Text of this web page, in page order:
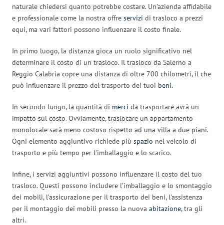
naturale chiedersi quanto potrebbe costare. Un’azienda affidabile
e professionale come la nostra offre servizi di trasloco a prezzi
equi, ma vari fattori possono influenzare il costo finale.
In primo luogo, la distanza gioca un ruolo significativo nel
determinare il costo di un trasloco. Il trasloco da Salerno a
Reggio Calabria copre una distanza di oltre 700 chilometri, il che
può influenzare il prezzo del trasporto dei tuoi beni.
In secondo luogo, la quantità di merci da trasportare avrà un
impatto sul costo. Ovviamente, traslocare un appartamento
monolocale sarà meno costoso rispetto ad una villa a due piani.
Ogni elemento aggiuntivo richiede più spazio nel veicolo di
trasporto e più tempo per l’imballaggio e lo scarico.
Infine, i servizi aggiuntivi possono influenzare il costo del tuo
trasloco. Questi possono includere l’imballaggio e lo smontaggio
dei mobili, l’assicurazione per il trasporto dei beni, l’assistenza
per il montaggio dei mobili presso la nuova abitazione, tra gli
altri.